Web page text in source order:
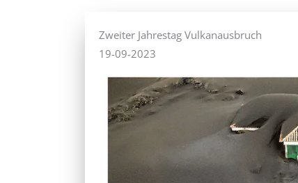
Zweiter Jahrestag Vulkanausbruch
19-09-2023